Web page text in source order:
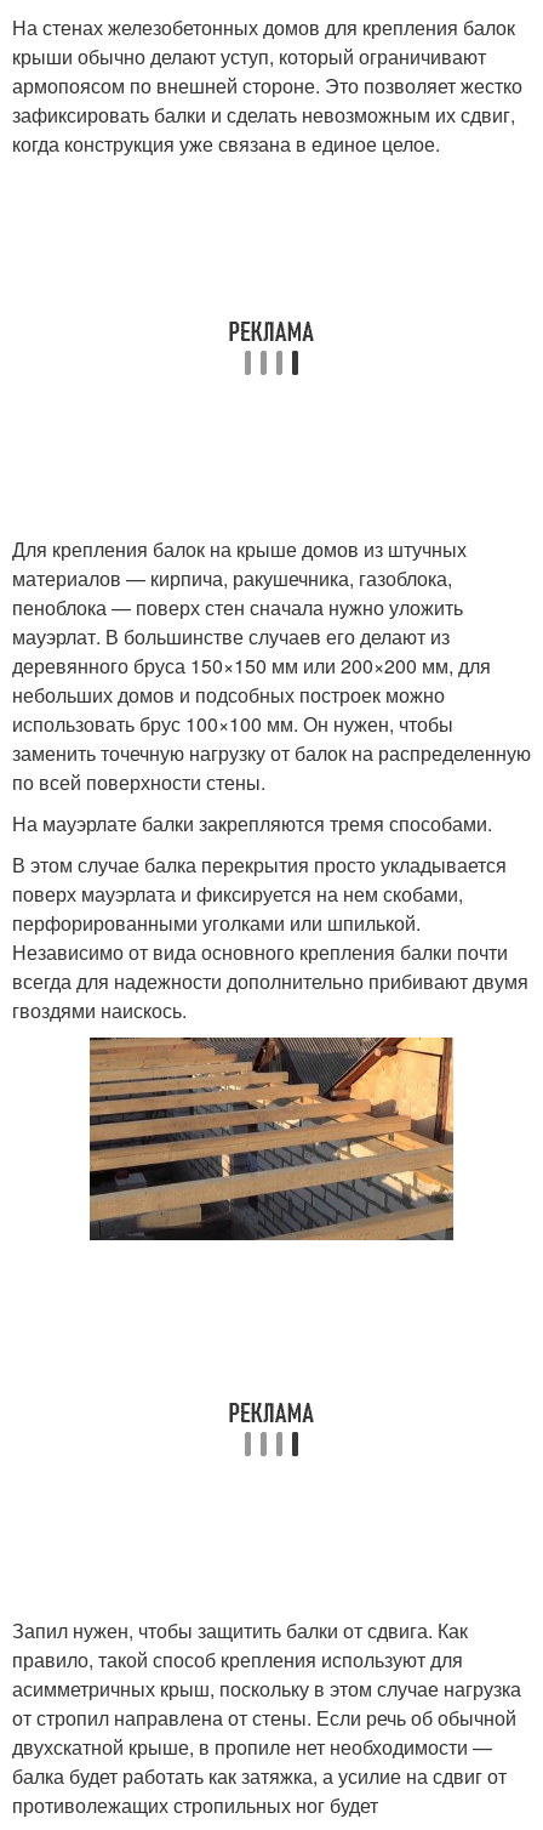
На стенах железобетонных домов для крепления балок
крыши обычно делают уступ, который ограничивают
армопоясом по внешней стороне. Это позволяет жестко
зафиксировать балки и сделать невозможным их сдвиг,
когда конструкция уже связана в единое целое.
Для крепления балок на крыше домов из штучных
материалов — кирпича, ракушечника, газоблока,
пеноблока — поверх стен сначала нужно уложить
мауэрлат. В большинстве случаев его делают из
деревянного бруса 150×150 мм или 200×200 мм, для
небольших домов и подсобных построек можно
использовать брус 100×100 мм. Он нужен, чтобы
заменить точечную нагрузку от балок на распределенную
по всей поверхности стены.
На мауэрлате балки закрепляются тремя способами.
В этом случае балка перекрытия просто укладывается
поверх мауэрлата и фиксируется на нем скобами,
перфорированными уголками или шпилькой.
Независимо от вида основного крепления балки почти
всегда для надежности дополнительно прибивают двумя
гвоздями наискось.
Запил нужен, чтобы защитить балки от сдвига. Как
правило, такой способ крепления используют для
асимметричных крыш, поскольку в этом случае нагрузка
от стропил направлена от стены. Если речь об обычной
двухскатной крыше, в пропиле нет необходимости —
балка будет работать как затяжка, а усилие на сдвиг от
противолежащих стропильных ног будет